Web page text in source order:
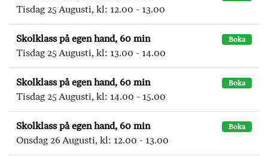
Tisdag 25 Augusti, kl: 12.00 - 13.00
Skolklass på egen hand, 60 min Boka
Tisdag 25 Augusti, kl: 13.00 - 14.00
Skolklass på egen hand, 60 min Boka
Tisdag 25 Augusti, kl: 14.00 - 15.00
Skolklass på egen hand, 60 min Boka
Onsdag 26 Augusti, kl: 12.00 - 13.00